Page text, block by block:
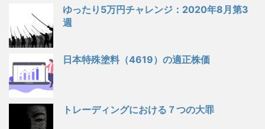
ゆったり5万円チャレンジ：2020年8月第3
週
日本特殊塗料（4619）の適正株価
トレーディングにおける７つの大罪